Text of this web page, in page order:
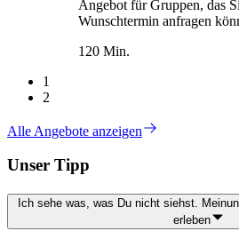
Angebot für Gruppen, das
Wunschtermin anfragen
120 Min.
1
2
Alle Angebote anzeigen
Unser Tipp
Ich sehe was, was Du nicht siehst.
erleben